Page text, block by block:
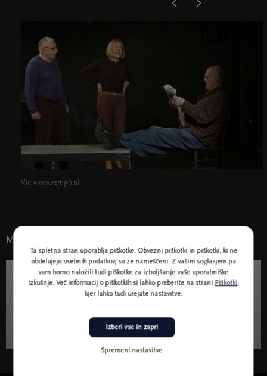
Vir: www.vertigo.si
Morda vas zanima tudi
14. jan. - 11. mar. 2025
Dušan Jovanović – kulturni terorist
Ta spletna stran uporablja piškotke. Obvezni piškotki in piškotki, ki ne
obdelujejo osebnih podatkov, so že nameščeni. Z vašim soglasjem pa
vam bomo naložili tudi piškotke za izboljšanje vaše uporabniške
izkušnje. Več informacij o piškotkih si lahko preberite na strani Piškotki,
kjer lahko tudi urejate nastavitve.
Spremeni nastavitve
Izberi vse in zapri